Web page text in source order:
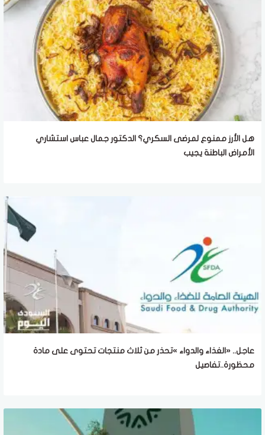
هل الأرز ممنوع لمرضى السكري؟ الدكتور جمال عباس استشاري
الأمراض الباطنة يجيب
عاجل.. «الغذاء والدواء »تحذر من ثلاث منتجات تحتوى على مادة
محظورة..تفاصيل